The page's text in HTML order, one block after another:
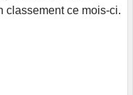
classement ce mois-ci.